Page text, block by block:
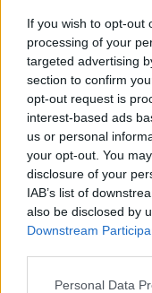
If you wish to opt-out
processing of your
targeted advertising
section to confirm
opt-out request is
interest-based ads
us or personal
your opt-out. You
disclosure of your
IAB’s list of
also be disclosed by
Downstream
Personal Data
syksyn sää
3